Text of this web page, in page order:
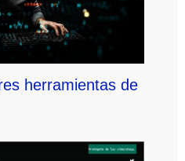
herramientas de